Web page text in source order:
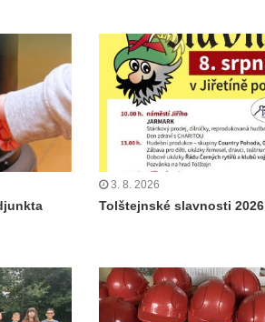
3. 8. 2026
Tolštejnské slavnosti 2026